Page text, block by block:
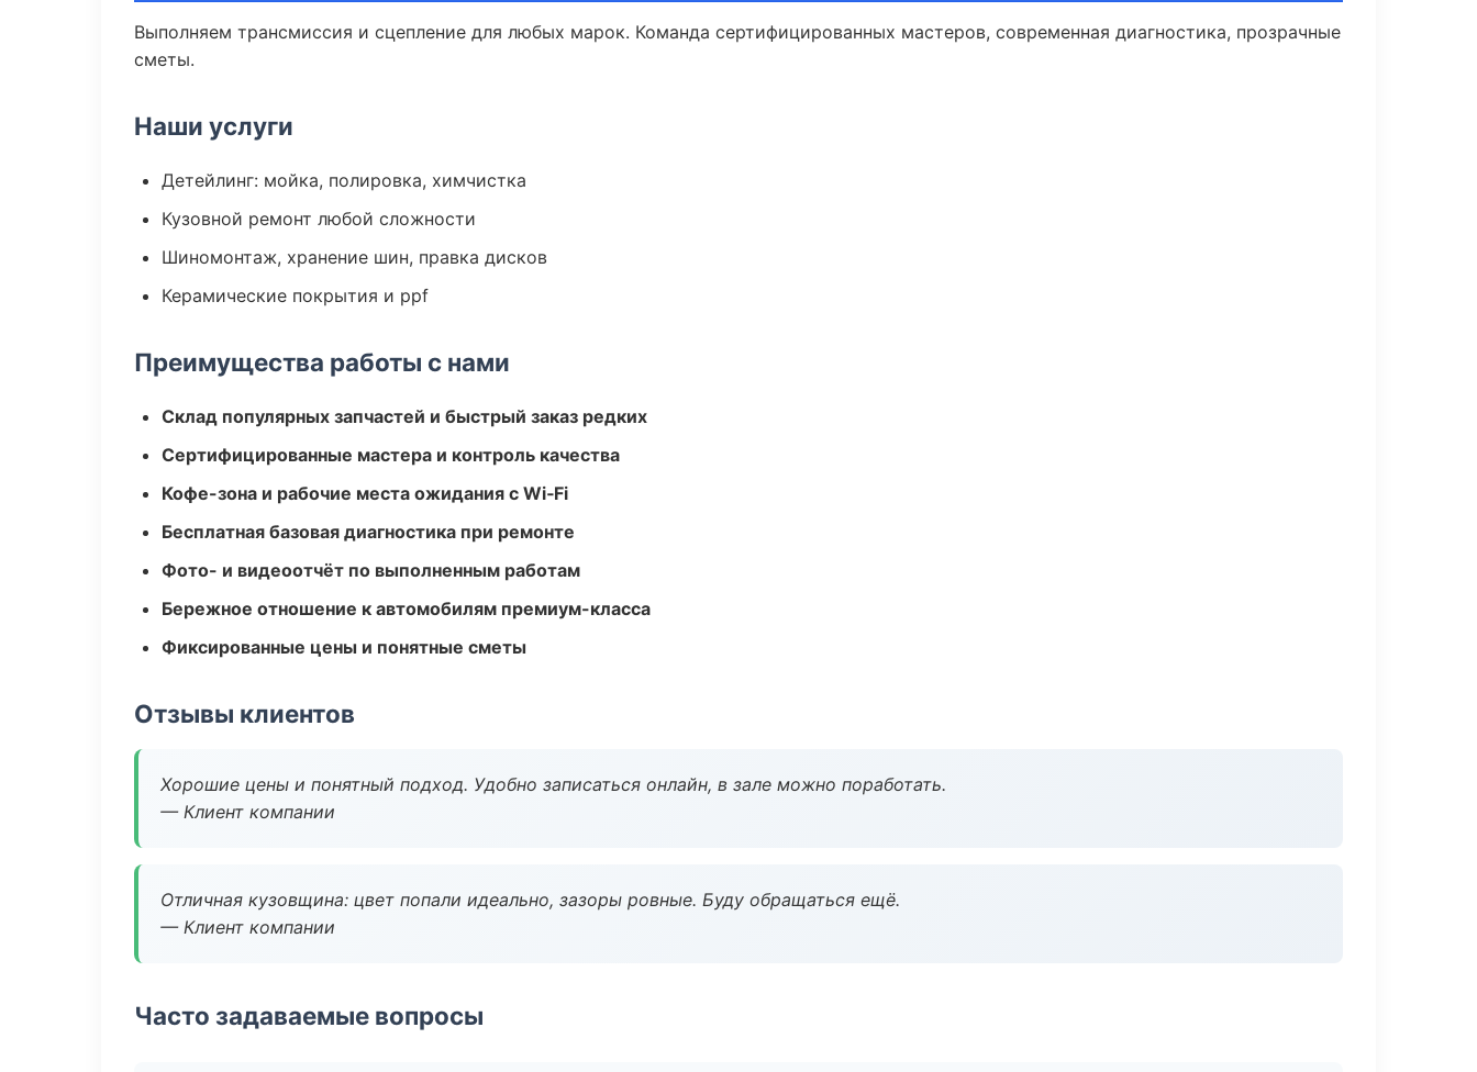
Выполняем трансмиссия и сцепление для любых марок. Команда сертифицированных мастеров, современная диагностика, прозрачные
сметы.
Наши услуги
Детейлинг: мойка, полировка, химчистка
Кузовной ремонт любой сложности
Шиномонтаж, хранение шин, правка дисков
Керамические покрытия и ppf
Преимущества работы с нами
Склад популярных запчастей и быстрый заказ редких
Сертифицированные мастера и контроль качества
Кофе-зона и рабочие места ожидания с Wi‑Fi
Бесплатная базовая диагностика при ремонте
Фото- и видеоотчёт по выполненным работам
Бережное отношение к автомобилям премиум-класса
Фиксированные цены и понятные сметы
Отзывы клиентов
Хорошие цены и понятный подход. Удобно записаться онлайн, в зале можно поработать.
— Клиент компании
Отличная кузовщина: цвет попали идеально, зазоры ровные. Буду обращаться ещё.
— Клиент компании
Часто задаваемые вопросы